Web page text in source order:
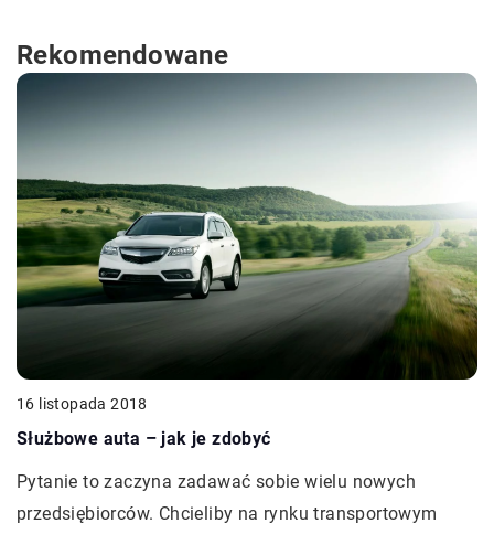
Rekomendowane
16 listopada 2018
Służbowe auta – jak je zdobyć
Pytanie to zaczyna zadawać sobie wielu nowych
przedsiębiorców. Chcieliby na rynku transportowym